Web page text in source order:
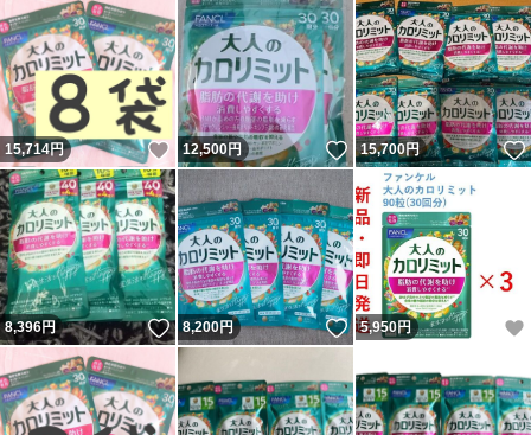
15,714円 いいね！
12,500円 いいね！
15,700円
8,396円 いいね！
8,200円 いいね！
5,950円